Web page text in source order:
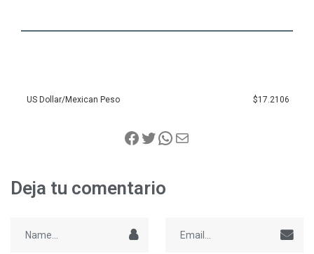
US Dollar/Mexican Peso $17.2106
Deja tu comentario